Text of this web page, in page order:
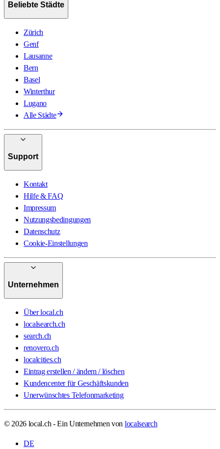
Beliebte Städte
Zürich
Genf
Lausanne
Bern
Basel
Winterthur
Lugano
Alle Städte
Support
Kontakt
Hilfe & FAQ
Impressum
Nutzungsbedingungen
Datenschutz
Cookie-Einstellungen
Unternehmen
Über local.ch
localsearch.ch
search.ch
renovero.ch
localcities.ch
Eintrag erstellen / ändern / löschen
Kundencenter für Geschäftskunden
Unerwünschtes Telefonmarketing
© 2026 local.ch - Ein Unternehmen von localsearch
DE